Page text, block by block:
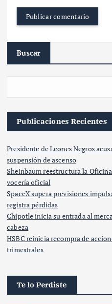
Buscar
Publicaciones Recientes
Presidente de Leones Negros
suspensión de ascenso
Sheinbaum reestructura la
vocería oficial
SpaceX supera previsiones
registra pérdidas
Chipotle inicia su entrada al
cabeza
HSBC reinicia recompra de
trimestrales
Te lo Perdiste